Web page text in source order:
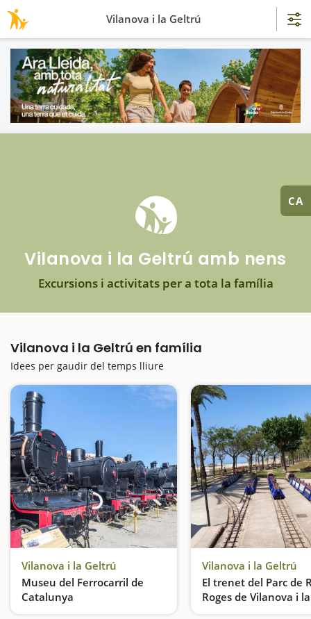
CA
Vilanova i la Geltrú amb nens
Excursions i activitats per a tota la família
Vilanova i la Geltrú en família
Idees per gaudir del temps lliure
Vilanova i la Geltrú
Museu del Ferrocarril de
Catalunya
Apassionats pels trens
Vilanova i la Geltrú
El trenet del Parc de
Roges de Vilanova i
Un parc al davant de
Vilanova i la Geltrú